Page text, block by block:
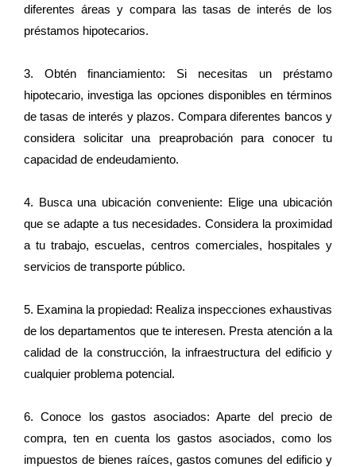
diferentes áreas y compara las tasas de interés de los
préstamos hipotecarios.
3. Obtén financiamiento: Si necesitas un préstamo
hipotecario, investiga las opciones disponibles en términos
de tasas de interés y plazos. Compara diferentes bancos y
considera solicitar una preaprobación para conocer tu
capacidad de endeudamiento.
4. Busca una ubicación conveniente: Elige una ubicación
que se adapte a tus necesidades. Considera la proximidad
a tu trabajo, escuelas, centros comerciales, hospitales y
servicios de transporte público.
5. Examina la propiedad: Realiza inspecciones exhaustivas
de los departamentos que te interesen. Presta atención a la
calidad de la construcción, la infraestructura del edificio y
cualquier problema potencial.
6. Conoce los gastos asociados: Aparte del precio de
compra, ten en cuenta los gastos asociados, como los
impuestos de bienes raíces, gastos comunes del edificio y